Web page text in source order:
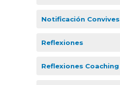
Notificación Convives
Reflexiones
Reflexiones Coaching